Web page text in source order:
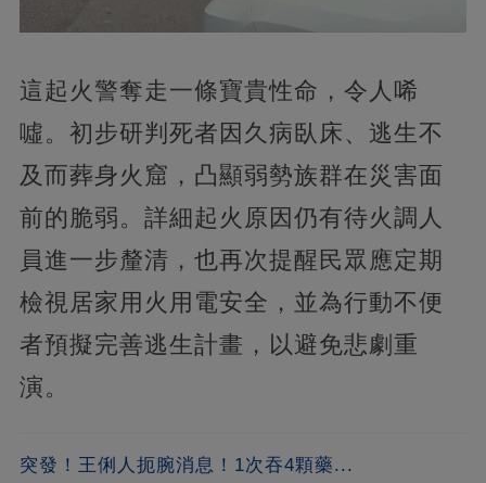
這起火警奪走一條寶貴性命，令人唏
噓。初步研判死者因久病臥床、逃生不
及而葬身火窟，凸顯弱勢族群在災害面
前的脆弱。詳細起火原因仍有待火調人
員進一步釐清，也再次提醒民眾應定期
檢視居家用火用電安全，並為行動不便
者預擬完善逃生計畫，以避免悲劇重
演。
突發！王俐人扼腕消息！1次吞4顆藥...